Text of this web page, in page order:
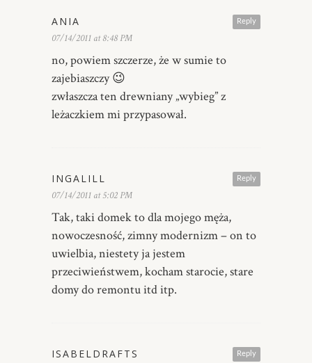
Reply
ANIA
07/14/2011 at 8:48 PM
no, powiem szczerze, że w sumie to
zajebiaszczy 😉
zwłaszcza ten drewniany „wybieg” z
leżaczkiem mi przypasował.
Reply
INGALILL
07/14/2011 at 5:02 PM
Tak, taki domek to dla mojego męża,
nowoczesność, zimny modernizm – on to
uwielbia, niestety ja jestem
przeciwieństwem, kocham starocie, stare
domy do remontu itd itp.
Reply
ISABELDRAFTS